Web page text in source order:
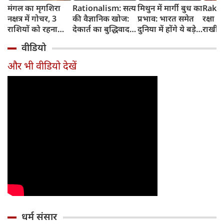
मंगल का मृगशिरा
नक्षत्र में गोचर, 3
राशियों को रहना
सावधान
Rationalism: सत्य
की वैज्ञानिक खोज:
देकार्त का बुद्धिवाद
का जन्म
मिथुन में मार्गी बुध का
प्रभाव: भारत समेत
दुनिया में होंगे ये बड़े
रक्षा
राखी
वीडियो
और भी वीडियो देखें
धर्म संसार